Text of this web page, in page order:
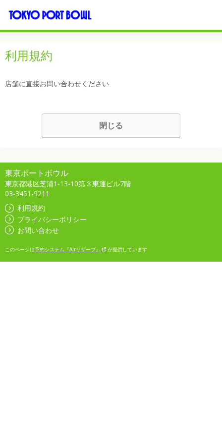
利用規約
店舗に直接お問い合わせください
閉じる
東京ポートボウル
東京都港区芝浦1-13-10第３東運ビル7階
03-3451-9211
利用規約
プライバシーポリシー
お問い合わせ
このページは予約システム『Airリザーブ』 が提供しています